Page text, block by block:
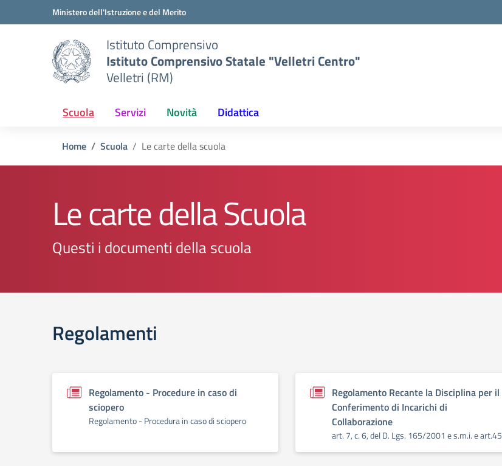
Vai ai contenuti
Vai al menu di navigazioneMinistero dell'Istruzione e del Merito
Istituto Comprensivo
Istituto Comprensivo Statale "Velletri Centro"
Velletri (RM)
Scuola Servizi Novità Didattica
Home Scuola Le carte della scuola
Le carte della Scuola
Questi i documenti della scuola
Regolamenti
Regolamento - Procedure in caso di
sciopero
Regolamento - Procedura in caso di sciopero
Regolamento Recante la Disciplina per il
Conferimento di Incarichi di
Collaborazione
art. 7, c. 6, del D. Lgs. 165/2001 e s.m.i. e art.45